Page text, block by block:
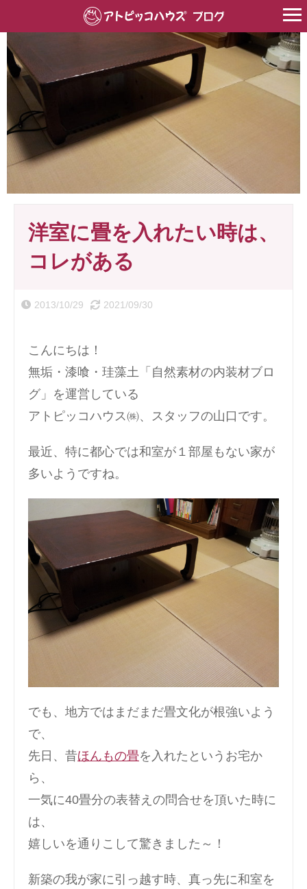
畳>洋室に畳を入れたい時は、コレがある
洋室に畳を入れたい時は、
コレがある
2013/10/29 2021/09/30
こんにちは！
無垢・漆喰・珪藻土「自然素材の内装材ブロ
グ」を運営している
アトピッコハウス㈱、スタッフの山口です。
最近、特に都心では和室が１部屋もない家が
多いようですね。
でも、地方ではまだまだ畳文化が根強いよう
で、
先日、昔ほんもの畳を入れたというお宅か
ら、
一気に40畳分の表替えの問合せを頂いた時に
は、
嬉しいを通りこして驚きました～！
新築の我が家に引っ越す時、真っ先に和室を